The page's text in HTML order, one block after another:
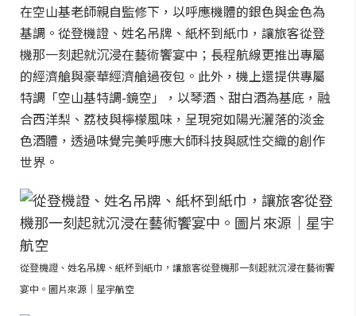
在空山基老師親自監修下，以呼應機體的銀色與金色為
基調。從登機證、姓名吊牌、紙杯到紙巾，讓旅客從登
機那一刻起就沉浸在藝術饗宴中；長程航線更推出專屬
的經濟艙與豪華經濟艙過夜包。此外，機上還提供專屬
特調「空山基特調-鏡空」，以琴酒、甜白酒為基底，融
合西洋梨、荔枝與檸檬風味，呈現宛如陽光灑落的淡金
色酒體，透過味覺完美呼應大師科技與感性交織的創作
世界。
從登機證、姓名吊牌、紙杯到紙巾，讓旅客從登機那一刻起就沉浸在藝術饗
宴中。圖片來源｜星宇航空